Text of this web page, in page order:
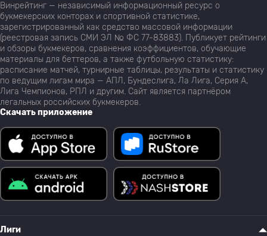
Винрейтинг — независимый информационный ресурс о
букмекерских конторах и спортивной статистике,
зарегистрированный как средство массовой информации
(реестровая запись СМИ ЭЛ № ФС 77-83883). Публикует рейтинги
и обзоры букмекеров, сравнения коэффициентов, обучающие
материалы для беттеров, а также футбольную статистику:
расписание матчей, турнирные таблицы, результаты и статистику
по ведущим лигам мира — АПЛ, Бундеслига, Ла Лига, Серия А,
Лига Чемпионов, РПЛ и другим. Сайт является партнёром
легальных российских букмекеров.
Скачать приложение
Лиги